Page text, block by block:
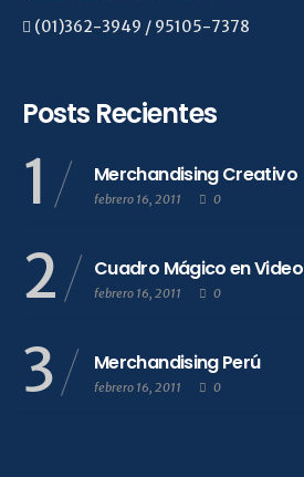
(01)362-3949 / 95105-7378
Posts Recientes
1 Merchandising Creativo
febrero 16, 2011 0
2 Cuadro Mágico en Video
febrero 16, 2011 0
3 Merchandising Perú
febrero 16, 2011 0